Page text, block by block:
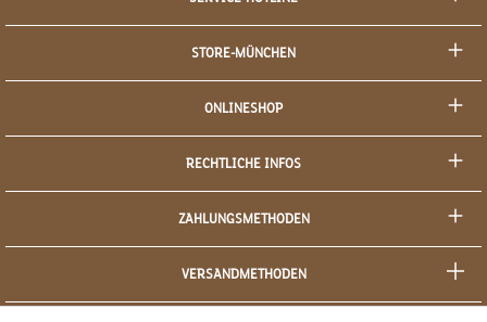
STORE-MÜNCHEN
ONLINESHOP
RECHTLICHE INFOS
ZAHLUNGSMETHODEN
VERSANDMETHODEN